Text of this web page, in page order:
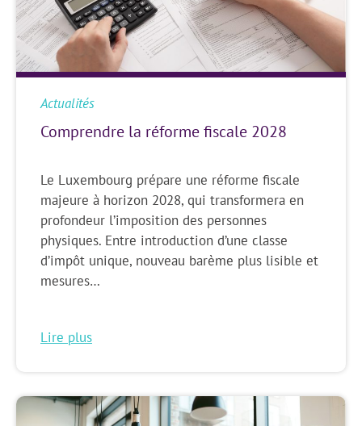
Actualités
Comprendre la réforme fiscale 2028
Le Luxembourg prépare une réforme fiscale
majeure à horizon 2028, qui transformera en
profondeur l’imposition des personnes
physiques. Entre introduction d’une classe
d’impôt unique, nouveau barème plus lisible et
mesures…
Lire plus